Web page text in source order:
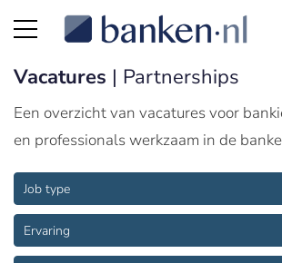
Vacatures | Partnerships
Een overzicht van vacatures voor
en professionals werkzaam in de
Job type
Ervaring